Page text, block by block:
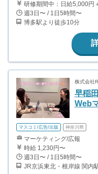
週3日〜 / 1日5時間〜
博多駅より徒歩10分
株式会社
早稲
Web
マスコミ/広告/出版 神奈川県
マーケティング/広報
時給 1,230円〜
週3日〜 / 1日5時間〜